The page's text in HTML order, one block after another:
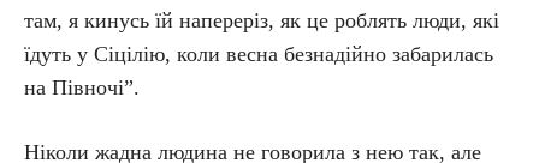
там, я кинусь їй напереріз, як це роблять люди, які
їдуть у Сіцілію, коли весна безнадійно забарилась
на Півночі”.
Ніколи жадна людина не говорила з нею так, але